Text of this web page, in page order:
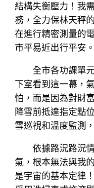
結構失衡壓力！我
務，全力保林天秤
在進行精密測量的
市平易近出行平安。
全市各功課單
下室看到這一幕，
怕，而是因為對財
降雪前抵達指定點
雪巡視和溫度監測
依據路況路況
氣，根本無法與我
是宇宙的基本定律